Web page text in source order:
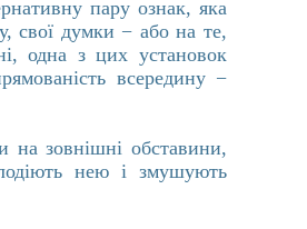
пару ознак, яка
свої думки − або на те,
одна з цих установок
всередину −
на зовнішні обставини,
нею і змушують